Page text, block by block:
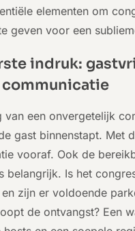
elementen om
geven voor een
indruk:
van een onvergetelijk
gast binnenstapt. Met
vooraf. Ook de
belangrijk. Is het
en zijn er voldoende
de ontvangst? Een